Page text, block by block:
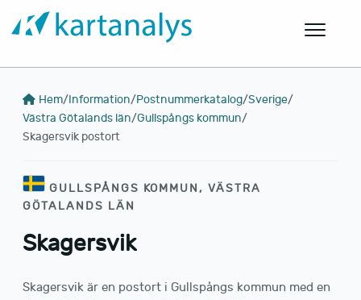
Hem/Information/Postnummerkatalog/Sverige/
Västra Götalands län/Gullspångs kommun/
Skagersvik postort
GULLSPÅNGS KOMMUN, VÄSTRA
GÖTALANDS LÄN
Skagersvik
Skagersvik är en postort i Gullspångs kommun med en